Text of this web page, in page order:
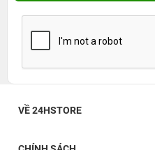
VỀ 24HSTORE